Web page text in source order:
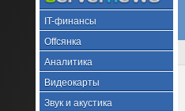
IT-финансы
Offсянка
Аналитика
Видеокарты
Звук и акустика